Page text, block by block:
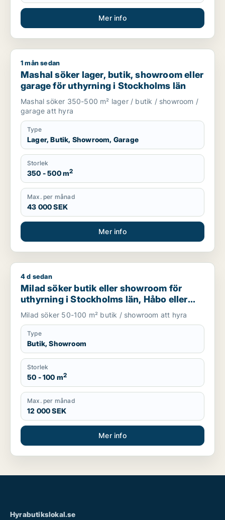
Mer info
Mashal söker lager, butik, showroom eller garage för
1 mån sedan
Mashal söker lager, butik, showroom eller
garage för uthyrning i Stockholms län
Mashal söker 350-500 m² lager / butik / showroom /
garage att hyra
Type
Lager, Butik, Showroom, Garage
Storlek
350 - 500 m2
Max. per månad
43 000 SEK
Mer info
Milad söker butik eller showroom för uthyrning i Stockholms
4 d sedan
Milad söker butik eller showroom för
uthyrning i Stockholms län, Håbo eller
Knivsta
Milad söker 50-100 m² butik / showroom att hyra
Type
Butik, Showroom
Storlek
50 - 100 m2
Max. per månad
12 000 SEK
Mer info
Hyrabutikslokal.se